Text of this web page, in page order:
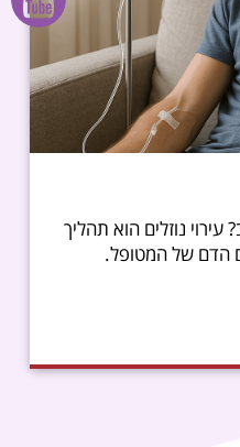
עירוי נוזלים הוא תהליך
הדם של המטופל.